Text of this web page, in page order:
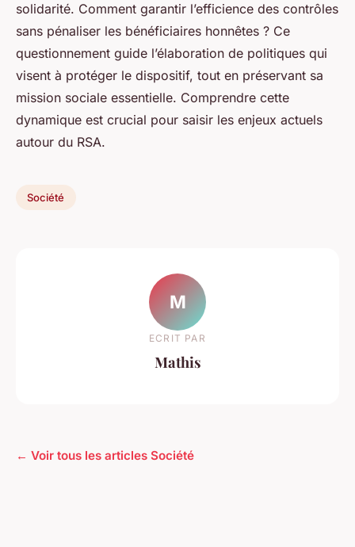
solidarité. Comment garantir l’efficience des contrôles
sans pénaliser les bénéficiaires honnêtes ? Ce
questionnement guide l’élaboration de politiques qui
visent à protéger le dispositif, tout en préservant sa
mission sociale essentielle. Comprendre cette
dynamique est crucial pour saisir les enjeux actuels
autour du RSA.
Société
M
ECRIT PAR
Mathis
← Voir tous les articles Société